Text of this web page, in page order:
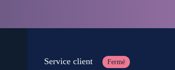
Service client Fermé